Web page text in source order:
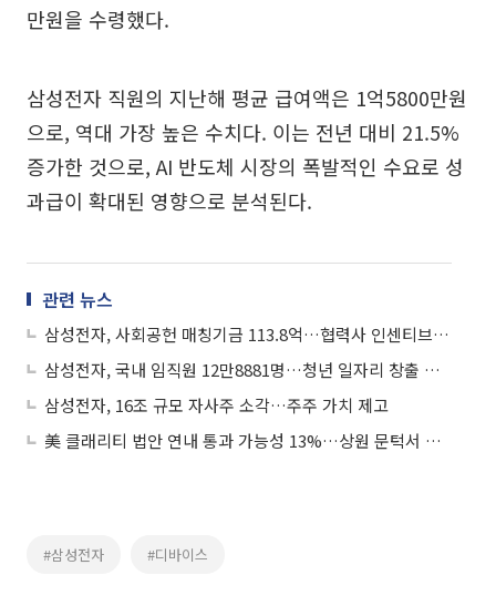
만원을 수령했다.
삼성전자 직원의 지난해 평균 급여액은 1억5800만원
으로, 역대 가장 높은 수치다. 이는 전년 대비 21.5%
증가한 것으로, AI 반도체 시장의 폭발적인 수요로 성
과급이 확대된 영향으로 분석된다.
관련 뉴스
삼성전자, 사회공헌 매칭기금 113.8억…협력사 인센티브 489억 지급
삼성전자, 국내 임직원 12만8881명…청년 일자리 창출 기여
삼성전자, 16조 규모 자사주 소각…주주 가치 제고
美 클래리티 법안 연내 통과 가능성 13%…상원 문턱서 제동
#삼성전자 #디바이스